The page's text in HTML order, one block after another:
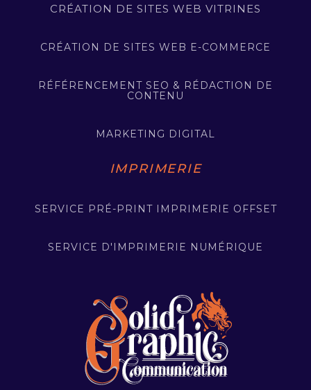
CRÉATION DE SITES WEB VITRINES
CRÉATION DE SITES WEB E-COMMERCE
RÉFÉRENCEMENT SEO & RÉDACTION DE
CONTENU
MARKETING DIGITAL
IMPRIMERIE
SERVICE PRÉ-PRINT IMPRIMERIE OFFSET
SERVICE D'IMPRIMERIE NUMÉRIQUE